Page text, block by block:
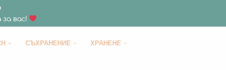
вас!
СЪХРАНЕНИЕ
ХРАНЕНЕ